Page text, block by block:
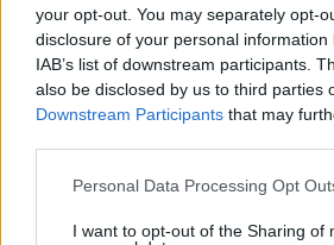
your opt-out. You may separately opt-
disclosure of your personal
IAB’s list of downstream participants.
also be disclosed by us to third parties
Downstream Participants that may
Please note that this website/app uses
not limited to your visit or usage
Personal Data Processing Opt
I want to opt-out of the Sharing of
«Άξιζε να θέσουμε σε κίνδυνο μια
οικογένεια λύκων, για να σώσουμε
έναν σκύλο; Όχι» λέει ο ερευνητής
μετά τις επικρίσεις για τον θάνατο του
λευκού κουταβιού
07.08.2026, 18:54